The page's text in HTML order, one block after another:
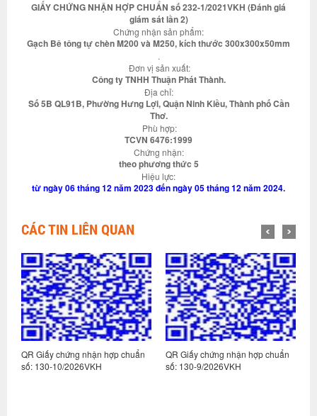
GIẤY CHỨNG NHẬN HỢP CHUẨN số 232-1/2021VKH (Đánh giá
giám sát lần 2)
Chứng nhận sản phẩm:
Gạch Bê tông tự chèn M200 và M250, kích thước 300x300x50mm
.
Đơn vị sản xuất:
Công ty TNHH Thuận Phát Thành.
Địa chỉ:
Số 5B QL91B, Phường Hưng Lợi, Quận Ninh Kiều, Thành phố Cần
Thơ.
Phù hợp:
TCVN 6476:1999
Chứng nhận:
theo phương thức 5
Hiệu lực:
từ ngày 06 tháng 12 năm 2023 đến ngày 05 tháng 12 năm 2024.
CÁC TIN LIÊN QUAN
QR Giấy chứng nhận hợp chuẩn
số: 130-10/2026VKH
QR Giấy chứng nhận hợp chuẩn
số: 130-9/2026VKH